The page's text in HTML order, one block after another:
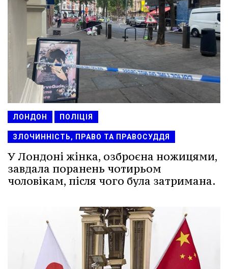
ЛОНДОН ПОЛІЦІЯ
ЗЛОЧИННІСТЬ, ПРАВО ТА ПРАВОСУДДЯ
У Лондоні жінка, озброєна ножицями,
завдала поранень чотирьом
чоловікам, після чого була затримана.